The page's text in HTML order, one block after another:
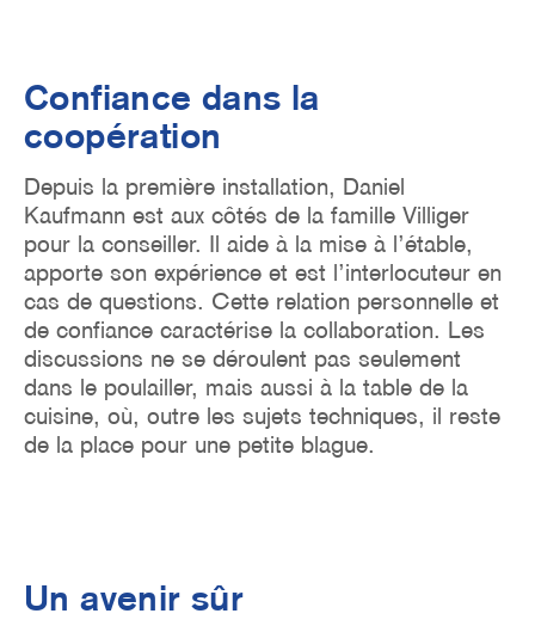
Confiance dans la
coopération
Depuis la première installation, Daniel
Kaufmann est aux côtés de la famille Villiger
pour la conseiller. Il aide à la mise à l’étable,
apporte son expérience et est l’interlocuteur en
cas de questions. Cette relation personnelle et
de confiance caractérise la collaboration. Les
discussions ne se déroulent pas seulement
dans le poulailler, mais aussi à la table de la
cuisine, où, outre les sujets techniques, il reste
de la place pour une petite blague.
Un avenir sûr